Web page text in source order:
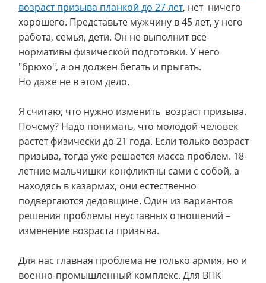
возраст призыва планкой до 27 лет, нет ничего
хорошего. Представьте мужчину в 45 лет, у него
работа, семья, дети. Он не выполнит все
нормативы физической подготовки. У него
"брюхо", а он должен бегать и прыгать.
Но даже не в этом дело.
Я считаю, что нужно изменить возраст призыва.
Почему? Надо понимать, что молодой человек
растет физически до 21 года. Если только возраст
призыва, тогда уже решается масса проблем. 18-
летние мальчишки конфликтны сами с собой, а
находясь в казармах, они естественно
подвергаются дедовщине. Один из вариантов
решения проблемы неуставных отношений –
изменение возраста призыва.
Для нас главная проблема не только армия, но и
военно-промышленный комплекс. Для ВПК